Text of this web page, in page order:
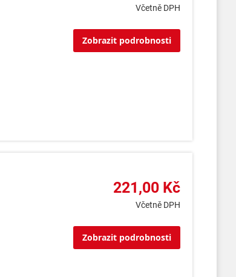
Včetně DPH
Zobrazit podrobnosti
221,00 Kč
Včetně DPH
Zobrazit podrobnosti